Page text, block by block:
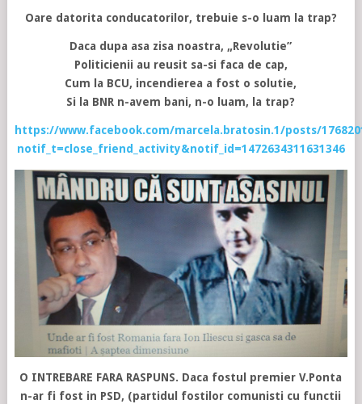
Oare datorita conducatorilor, trebuie s-o luam la trap?
Daca dupa asa zisa noastra, „Revolutie”
Politicienii au reusit sa-si faca de cap,
Cum la BCU, incendierea a fost o solutie,
Si la BNR n-avem bani, n-o luam, la trap?
https://www.facebook.com/marcela.bratosin.1/posts/
notif_t=close_friend_activity&notif_id=1472634311631346
O INTREBARE FARA RASPUNS. Daca fostul premier V.Ponta
n-ar fi fost in PSD, (partidul fostilor comunisti cu functii